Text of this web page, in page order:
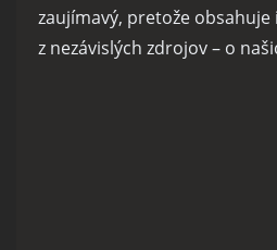
zaujímavý, pretože
z nezávislých zdrojov – o